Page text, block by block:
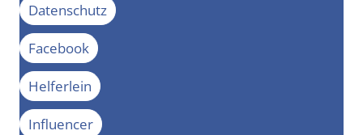
Datenschutz
Facebook
Helferlein
Influencer